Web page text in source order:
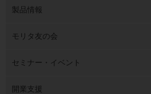
製品情報
モリタ友の会
セミナー・イベント
開業支援